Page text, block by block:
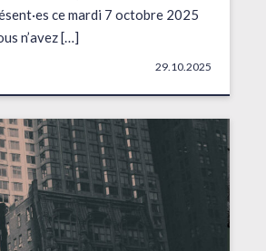
ce mardi 7 octobre 2025
n’avez […]
29.10.2025